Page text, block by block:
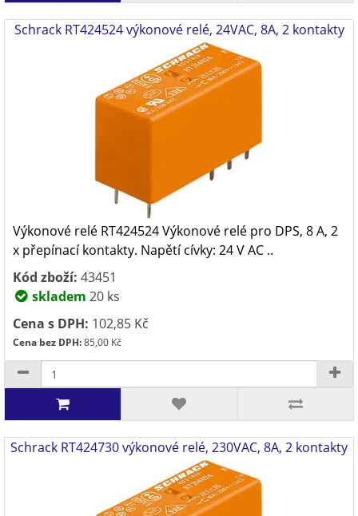
Schrack RT424524 výkonové relé, 24VAC, 8A, 2 kontakty
Výkonové relé RT424524 Výkonové relé pro DPS, 8 A, 2
x přepínací kontakty. Napětí cívky: 24 V AC ..
Kód zboží: 43451
skladem 20 ks
Cena s DPH: 102,85 Kč
Cena bez DPH:85,00 Kč
Schrack RT424730 výkonové relé, 230VAC, 8A, 2 kontakty